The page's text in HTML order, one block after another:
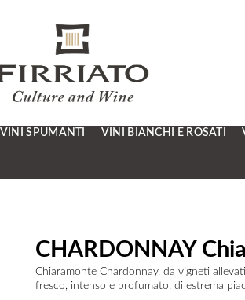
VINI SPUMANTI VINI BIANCHI E ROSATI
CHARDONNAY
Chiaramonte Chardonnay, da vigneti
fresco, intenso e profumato, di estrema